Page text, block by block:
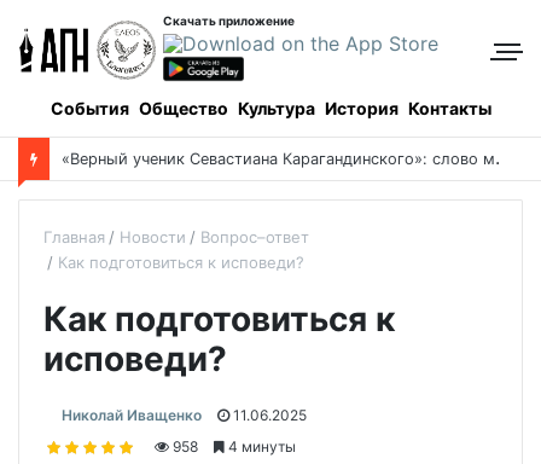
Скачать приложение
События Общество Культура История Контакты
«Верный ученик Севастиана Карагандинского»: слово митрополита Александра о почившем схиархимандрите Пахомии
Главная Новости
Вопрос–ответ
Как подготовиться к исповеди?
Как подготовиться к
исповеди?
Николай Иващенко
11.06.2025
958
4 минуты